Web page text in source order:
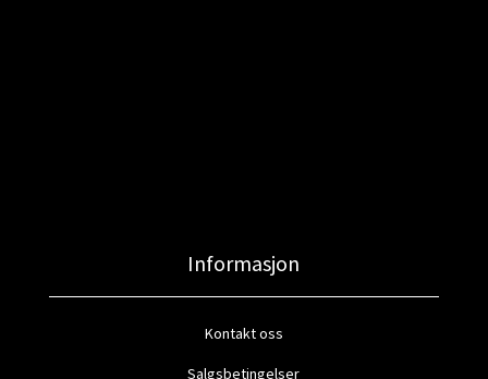
Informasjon
Kontakt oss
Salgsbetingelser